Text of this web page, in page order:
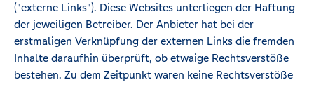
("externe Links"). Diese Websites unterliegen der Haftung
der jeweiligen Betreiber. Der Anbieter hat bei der
erstmaligen Verknüpfung der externen Links die fremden
Inhalte daraufhin überprüft, ob etwaige Rechtsverstöße
bestehen. Zu dem Zeitpunkt waren keine Rechtsverstöße